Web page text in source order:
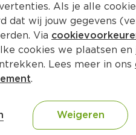
Europees
Als je alle
dat wij jouw gegevens
Via
cookies we plaatsen
Lees meer in ons
.
Weigeren